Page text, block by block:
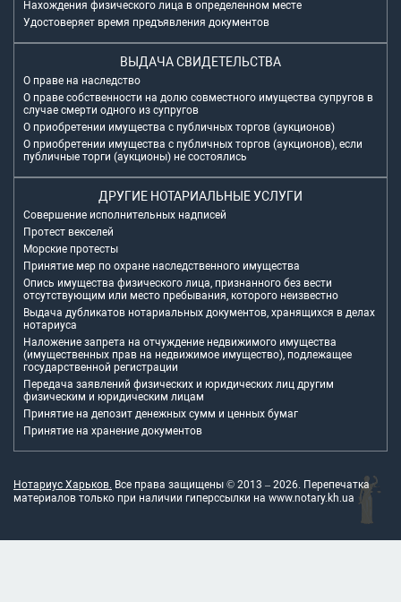
Нахождения физического лица в определенном месте
Удостоверяет время предъявления документов
ВЫДАЧА СВИДЕТЕЛЬСТВА
О праве на наследство
О праве собственности на долю совместного имущества супругов в
случае смерти одного из супругов
О приобретении имущества с публичных торгов (аукционов)
О приобретении имущества с публичных торгов (аукционов), если
публичные торги (аукционы) не состоялись
ДРУГИЕ НОТАРИАЛЬНЫЕ УСЛУГИ
Совершение исполнительных надписей
Протест векселей
Морские протесты
Принятие мер по охране наследственного имущества
Опись имущества физического лица, признанного без вести
отсутствующим или место пребывания, которого неизвестно
Выдача дубликатов нотариальных документов, хранящихся в делах
нотариуса
Наложение запрета на отчуждение недвижимого имущества
(имущественных прав на недвижимое имущество), подлежащее
государственной регистрации
Передача заявлений физических и юридических лиц другим
физическим и юридическим лицам
Принятие на депозит денежных сумм и ценных бумаг
Принятие на хранение документов
Нотариус Харьков. Все права защищены © 2013 – 2026. Перепечатка
материалов только при наличии гиперссылки на www.notary.kh.ua